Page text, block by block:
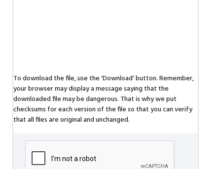
To download the file, use the 'Download' button. Remember,
your browser may display a message saying that the
downloaded file may be dangerous. That is why we put
checksums for each version of the file so that you can verify
that all files are original and unchanged.